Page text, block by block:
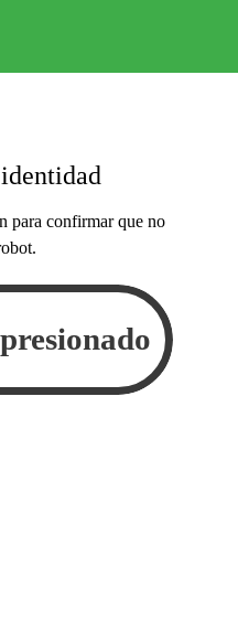
para confirmar que no